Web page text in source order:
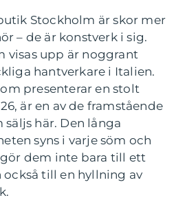
Stockholm är skor mer
– de är konstverk i sig.
visas upp är noggrant
hantverkare i Italien.
presenterar en stolt
är en av de framstående
här. Den långa
syns i varje söm och
dem inte bara till ett
till en hyllning av